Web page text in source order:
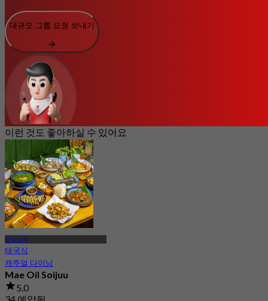
대규모 그룹 요청 보내기
이런 것도 좋아하실 수 있어요
랏프라오
태국식
캐주얼 다이닝
Mae Oil Soijuu
5.0